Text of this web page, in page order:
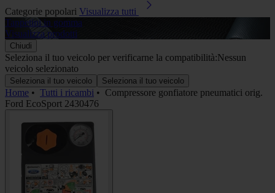
Categorie popolari Visualizza tutti
Tappetini in gomma
Visualizza prodotti
Chiudi
Seleziona il tuo veicolo per verificarne la compatibilità:Nessun
veicolo selezionato
Seleziona il tuo veicolo Seleziona il tuo veicolo
Home • Tutti i ricambi • Compressore gonfiatore pneumatici orig.
Ford EcoSport 2430476